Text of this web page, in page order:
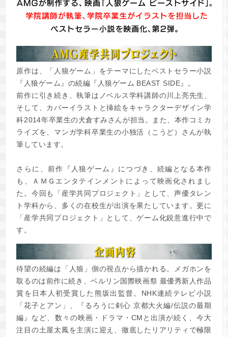
原作は、「人狼ゲーム」をテーマにしたベストセラー小説
『人狼ゲーム』の続編『人狼ゲーム BEAST SIDE』。
前作に引き続き、執筆はノベルス学科講師の川上亮先生、
そして、カバーイラストと挿絵をキャラクターデザイン学
科2014年卒業生の犬倉すみさんが担当。また、本作コミカ
ライズを、マンガ学科卒業生の小独活（こうど）さんが執
筆しています。
さらに、前作『人狼ゲーム』につづき、続編となる本作
も、ＡＭＧエンタテインメントによって映画化されまし
た。今回も「産学共同プロジェクト」として、声優タレン
ト学科から、多くの在校生が出演を果たしています。更に
「産学共同プロジェクト」として、ゲーム化鋭意進行中で
す。
待望の続編は「人狼」側の視点から描かれる。メガホンを
取るのは前作に続き、ベルリン国際映画祭 最優秀新人作品
賞を日本人初受賞した熊坂出監督。NHK連続テレビ小説
「花子とアン」、『るろうに剣心 京都大火編/伝説の最期
編』など、数々の映画・ドラマ・CMと出演が続く、今大
注目の土屋太鳳を主演に迎え、徹底したリアリティで極限